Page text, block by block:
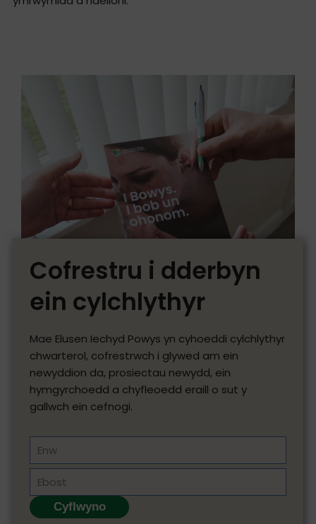
Cofrestru i dderbyn
ein cylchlythyr
Mae Elusen Iechyd Powys yn cyhoeddi cylchlythyr
chwarterol, cofrestrwch i glywed am ein
newyddion da, prosiectau newydd, ein
hymgyrchoedd a chyfleoedd eraill o sut y
gallwch ein cefnogi.
Enw
Ebost